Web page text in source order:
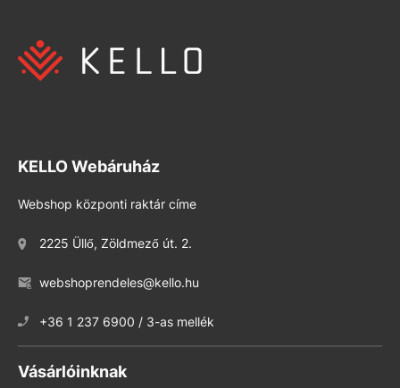
KELLO Webáruház
Webshop központi raktár címe
2225 Üllő, Zöldmező út. 2.
webshoprendeles@kello.hu
+36 1 237 6900 / 3-as mellék
Vásárlóinknak